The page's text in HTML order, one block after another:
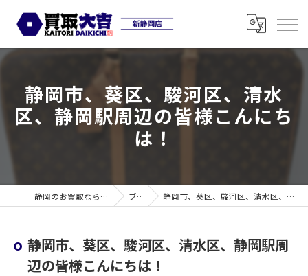
静岡市、葵区、駿河区、清水
区、静岡駅周辺の皆様こんにち
は！
静岡のお買取なら買取大吉 新静岡店 ブログ 静岡市、葵区、駿河区、清水区、静岡駅周辺の皆様こんにちは！
静岡市、葵区、駿河区、清水区、静岡駅周
辺の皆様こんにちは！